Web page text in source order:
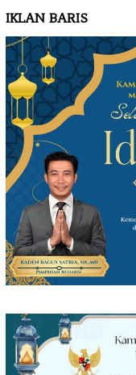
IKLAN BARIS